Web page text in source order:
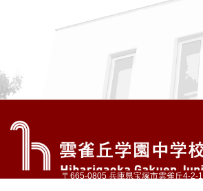
〒665-0805 兵庫県宝塚市雲雀丘4-2-1